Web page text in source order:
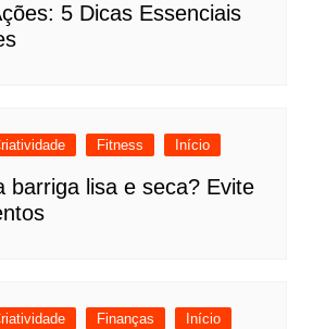
5 Dicas Essenciais
Fitness Início
barriga lisa e seca? Evite
Finanças
Início